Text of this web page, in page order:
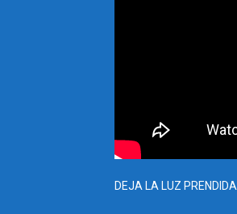
DEJA LA LUZ PRENDIDA